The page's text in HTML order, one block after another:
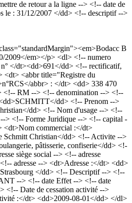
de retour a la ligne --> <!-- date de
le : 31/12/2007 </dd> <!-- descriptif -->
B
2009</em></p> <dl> <!-- numero
</dt><dd>691</dd> <!-- rectificatif,
<dt> <abbr title="Registre du
abbr> : </dt> <dd> 338 470
<!-- RM --> <!-- denomination --> <!--
dd> <!-- Prenom -->
dd> <!-- Nom d'usage --> <!--
> <!-- Forme Juridique --> <!-- capital -
<dt>Nom commercial :</dt>
Schmitt Christian</dd> <!-- Activite -->
pâtisserie, confiserie</dd> <!-
siège social --> <!-- adresse
adresse --> <dt>Adresse :</dt> <dd>
</dd> <!-- Descriptif --> <!--
--> <!-- date Effet --> <!-- date
<!-- Date de cessation activité -->
:</dt> <dd>2009-08-01</dd> </dl>